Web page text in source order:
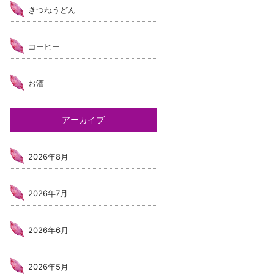
きつねうどん
コーヒー
お酒
アーカイブ
2026年8月
2026年7月
2026年6月
2026年5月